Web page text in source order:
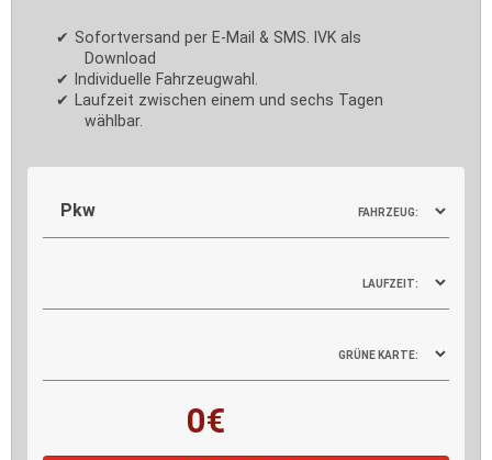
Sofortversand per E-Mail & SMS. IVK als
Download
Individuelle Fahrzeugwahl.
Laufzeit zwischen einem und sechs Tagen
wählbar.
FAHRZEUG:
LAUFZEIT:
GRÜNE KARTE:
0€